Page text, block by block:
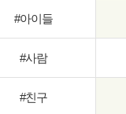
#아이들
#사람
#친구